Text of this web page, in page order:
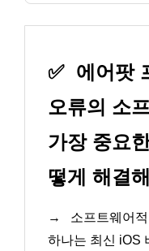
✅ 에어팟
오류의 소
가장 중요
떻게 해결
→
소프트웨어
하나는 최신 iOS